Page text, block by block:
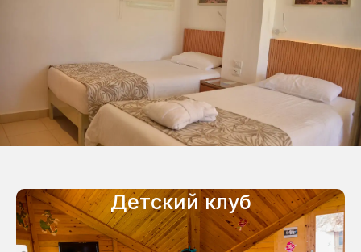
Детский клуб